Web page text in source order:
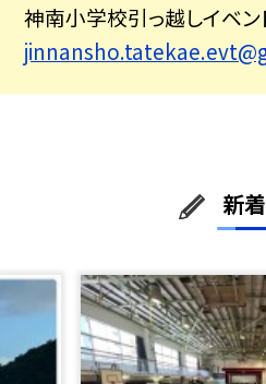
神南小学校引っ越しイベ
新